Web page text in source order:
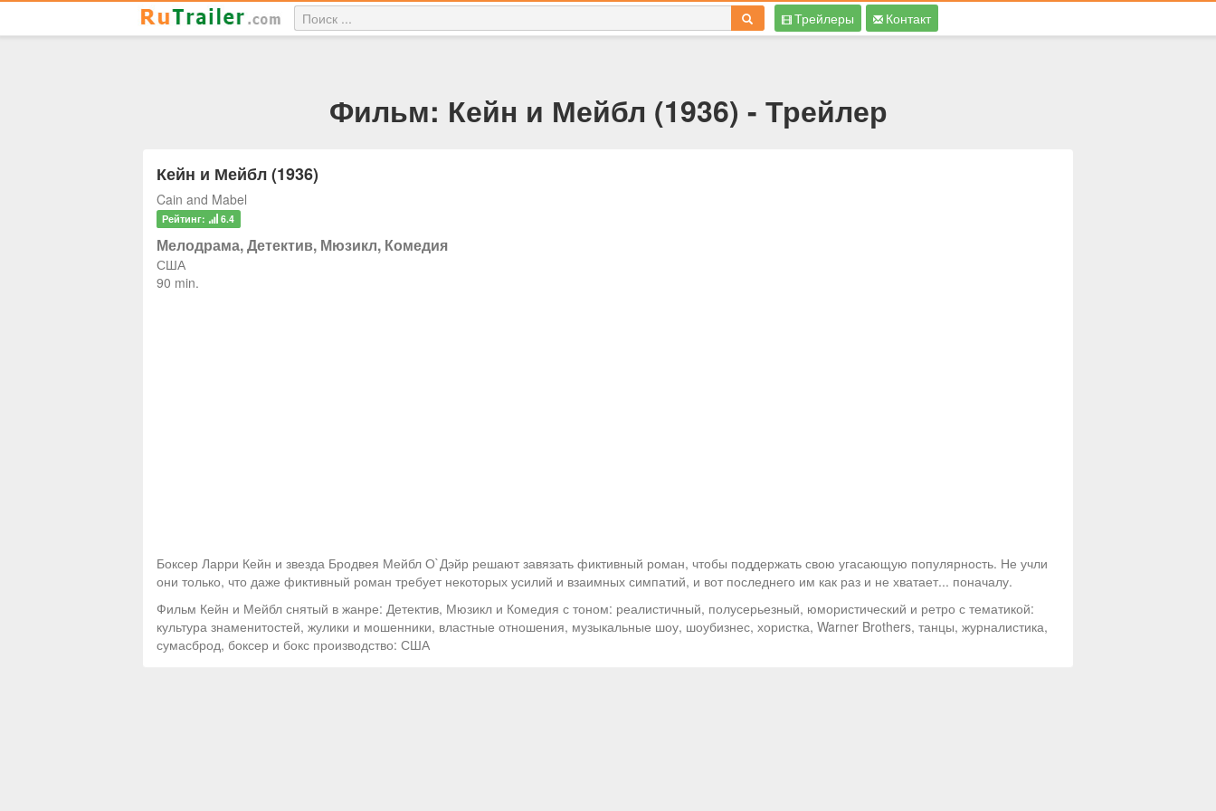
Трейлеры Контакт
Фильм: Кейн и Мейбл (1936) - Трейлер
Кейн и Мейбл (1936)
Cain and Mabel
Рейтинг: 6.4
Мелодрама, Детектив, Мюзикл, Комедия
США
90 min.
Боксер Ларри Кейн и звезда Бродвея Мейбл О`Дэйр решают завязать фиктивный роман, чтобы поддержать свою угасающую популярность. Не учли
они только, что даже фиктивный роман требует некоторых усилий и взаимных симпатий, и вот последнего им как раз и не хватает... поначалу.
Фильм Кейн и Мейбл снятый в жанре: Детектив, Мюзикл и Комедия с тоном: реалистичный, полусерьезный, юмористический и ретро с тематикой:
культура знаменитостей, жулики и мошенники, властные отношения, музыкальные шоу, шоубизнес, хористка, Warner Brothers, танцы, журналистика,
сумасброд, боксер и бокс производство: США